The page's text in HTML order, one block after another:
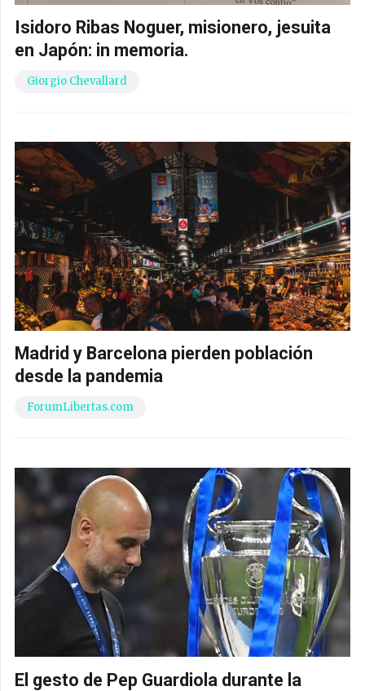
Isidoro Ribas Noguer, misionero, jesuita
en Japón: in memoria.
Giorgio Chevallard
Madrid y Barcelona pierden población
desde la pandemia
ForumLibertas.com
El gesto de Pep Guardiola durante la